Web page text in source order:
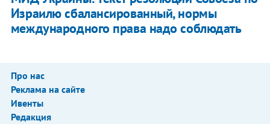
Израилю сбалансированный, нормы
международного права надо соблюдать
Про нас
Реклама на сайте
Ивенты
Редакция